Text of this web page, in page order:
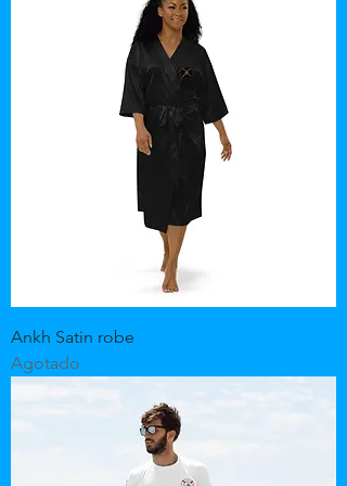
Ankh Satin robe
Agotado